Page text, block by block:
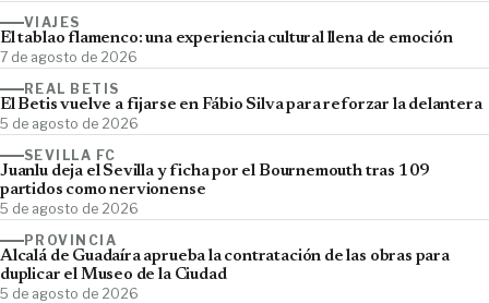
VIAJES
El tablao flamenco: una experiencia cultural llena de emoción
7 de agosto de 2026
REAL BETIS
El Betis vuelve a fijarse en Fábio Silva para reforzar la delantera
5 de agosto de 2026
SEVILLA FC
Juanlu deja el Sevilla y ficha por el Bournemouth tras 109
partidos como nervionense
5 de agosto de 2026
PROVINCIA
Alcalá de Guadaíra aprueba la contratación de las obras para
duplicar el Museo de la Ciudad
5 de agosto de 2026